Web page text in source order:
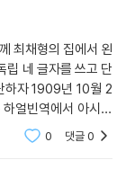
최채형의 집에서 왼
립 네 글자를 쓰고 단
하자 1909년 10월 2
얼빈역에서 아시아
저격하였다. 체포된
0 댓글0